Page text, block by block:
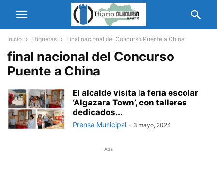
Inicio Etiquetas Final nacional del Concurso Puente a China
final nacional del Concurso
Puente a China
El alcalde visita la feria escolar
‘Algazara Town’, con talleres
dedicados...
Prensa Municipal - 3 mayo, 2024
Ads